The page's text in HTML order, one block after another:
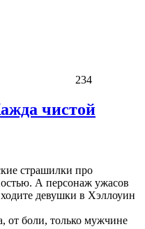
234
чистой
страшилки про
А персонаж ужасов
девушки в Хэллоуин
от боли, только мужчине